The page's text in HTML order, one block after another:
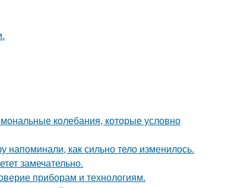
колебания, которые условно
как сильно тело изменилось.
замечательно.
приборам и технологиям.